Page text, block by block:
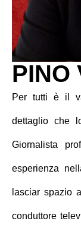
PINO
Per tutti è il
dettaglio che
Giornalista
esperienza
lasciar spazio
conduttore